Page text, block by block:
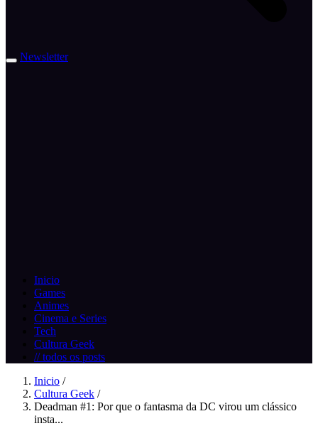
Newsletter
Inicio
Games
Animes
Cinema e Series
Tech
Cultura Geek
// todos os posts
Inicio /
Cultura Geek /
Deadman #1: Por que o fantasma da DC virou um clássico
insta...